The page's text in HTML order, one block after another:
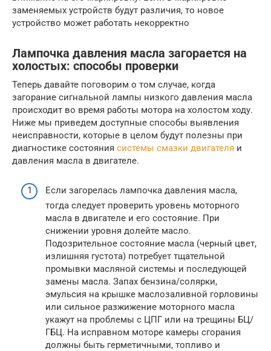
заменяемых устройств будут различия, то новое
устройство может работать некорректно
Лампочка давления масла загорается на
холостых: способы проверки
Теперь давайте поговорим о том случае, когда
загорание сигнальной лампы низкого давления масла
происходит во время работы мотора на холостом ходу.
Ниже мы приведем доступные способы выявления
неисправности, которые в целом будут полезны при
диагностике состояния системы смазки двигателя и
давления масла в двигателе.
Если загорелась лампочка давления масла,
тогда следует проверить уровень моторного
масла в двигателе и его состояние. При
снижении уровня долейте масло.
Подозрительное состояние масла (черный цвет,
излишняя густота) потребует тщательной
промывки масляной системы и последующей
замены масла. Запах бензина/солярки,
эмульсия на крышке маслозаливной горловины
или сильное разжижение моторного масла
укажут на проблемы с ЦПГ или на трещины БЦ/
ГБЦ. На исправном моторе камеры сгорания
должны быть герметичными, топливо и